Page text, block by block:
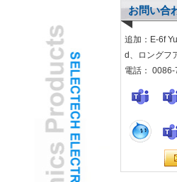
に参入する
援をお願い
う！ @
小児科の耳
減するため
H2 "AR強化
グリーンテ
のためのソ
ソーラー
発展途上地
お問い合
追加：E-6f
d、ロングフ
電話：